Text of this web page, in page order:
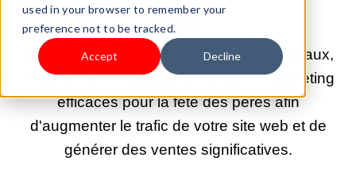
used in your browser to remember your
preference not to be tracked.
Accept Decline
web
Web design, offres spéciales, guide cadeaux,
POD, EDM...... Découvrez 10 idées marketing
efficaces pour la fête des pères afin
d'augmenter le trafic de votre site web et de
générer des ventes significatives.